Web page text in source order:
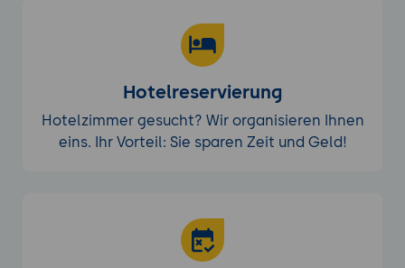
Hotelreservierung
Hotelzimmer gesucht? Wir organisieren Ihnen
eins. Ihr Vorteil: Sie sparen Zeit und Geld!